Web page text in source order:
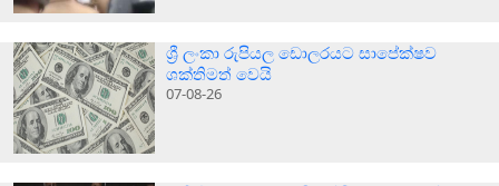
ශ්‍රී ලංකා රුපියල ඩොලරයට සාපේක්ෂව
ශක්තිමත් වෙයි
07-08-26